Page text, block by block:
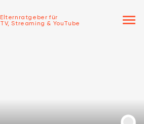
Elternratgeber für
TV, Streaming & YouTube
menu